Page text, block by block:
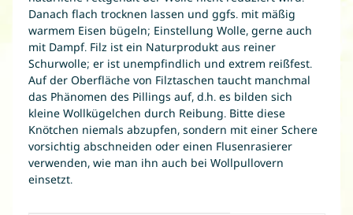
Danach flach trocknen lassen und ggfs. mit mäßig
warmem Eisen bügeln; Einstellung Wolle, gerne auch
mit Dampf. Filz ist ein Naturprodukt aus reiner
Schurwolle; er ist unempfindlich und extrem reißfest.
Auf der Oberfläche von Filztaschen taucht manchmal
das Phänomen des Pillings auf, d.h. es bilden sich
kleine Wollkügelchen durch Reibung. Bitte diese
Knötchen niemals abzupfen, sondern mit einer Schere
vorsichtig abschneiden oder einen Flusenrasierer
verwenden, wie man ihn auch bei Wollpullovern
einsetzt.